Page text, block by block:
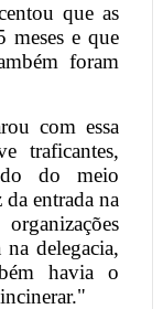
que as
meses e que
foram
com essa
traficantes,
do meio
entrada na
delegacia,
havia o